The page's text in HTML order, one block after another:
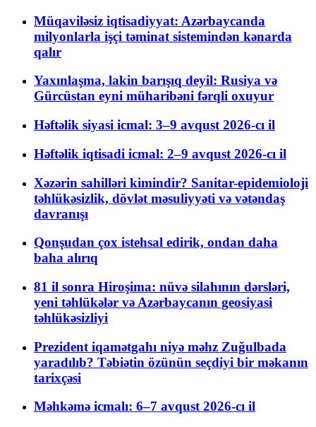
Müqaviləsiz iqtisadiyyat: Azərbaycanda
milyonlarla işçi təminat sistemindən kənarda
qalır
Yaxınlaşma, lakin barışıq deyil: Rusiya və
Gürcüstan eyni müharibəni fərqli oxuyur
Həftəlik siyasi icmal: 3–9 avqust 2026-cı il
Həftəlik iqtisadi icmal: 2–9 avqust 2026-cı il
Xəzərin sahilləri kimindir? Sanitar-epidemioloji
təhlükəsizlik, dövlət məsuliyyəti və vətəndaş
davranışı
Qonşudan çox istehsal edirik, ondan daha
baha alırıq
81 il sonra Hiroşima: nüvə silahının dərsləri,
yeni təhlükələr və Azərbaycanın geosiyasi
təhlükəsizliyi
Prezident iqamətgahı niyə məhz Zuğulbada
yaradılıb? Təbiətin özünün seçdiyi bir məkanın
tarixçəsi
Məhkəmə icmalı: 6–7 avqust 2026-cı il